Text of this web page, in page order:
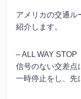
アメリカの交通ル
紹介します。
– ALL WAY STOP
信号のない交差点
一時停止をし、先